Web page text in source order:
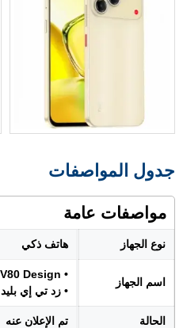
جدول المواصفات
مواصفات عامة
نوع الجهاز هاتف ذكي
اسم الجهاز
• ZTE Blade V80 Design
• زد تي إي بليد V80 ديزاين
الحالة تم الإعلان عنه